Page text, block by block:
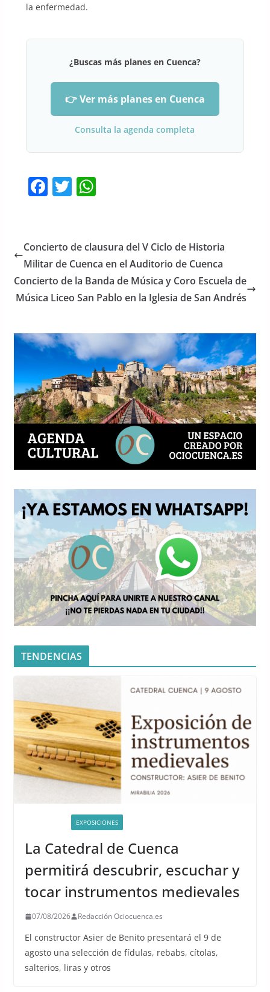
la enfermedad.
¿Buscas más planes en Cuenca?
👉 Ver más planes en Cuenca
Consulta la agenda completa
F
e
b
o
o
T
er
W
s
A
p
p
Concierto de clausura del V Ciclo de Historia
Militar de Cuenca en el Auditorio de Cuenca
Concierto de la Banda de Música y Coro Escuela de
Música Liceo San Pablo en la Iglesia de San Andrés
TENDENCIAS
EXPOSICIONES
La Catedral de Cuenca
permitirá descubrir, escuchar y
tocar instrumentos medievales
07/08/2026 Redacción Ociocuenca.es
El constructor Asier de Benito presentará el 9 de
agosto una selección de fídulas, rebabs, cítolas,
salterios, liras y otros